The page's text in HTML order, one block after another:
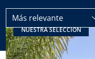
Guadalpin Banus
Más relevante
NUESTRA SELECCIÓN